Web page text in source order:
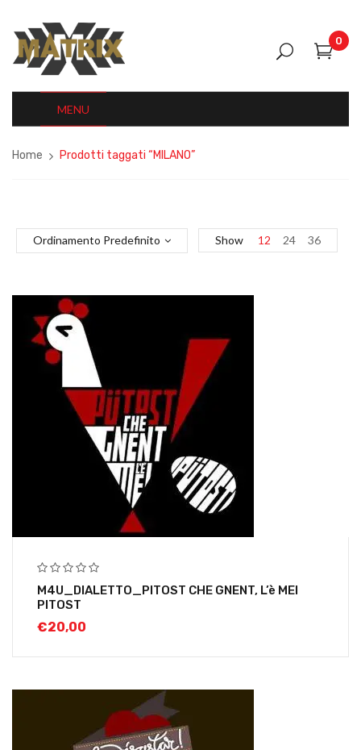
0
MENU
Home Prodotti taggati “MILANO”
Ordinamento Predefinito Show 12 24 36
M4U_DIALETTO_PITOST CHE GNENT, L’è MEI
PITOST
€20,00